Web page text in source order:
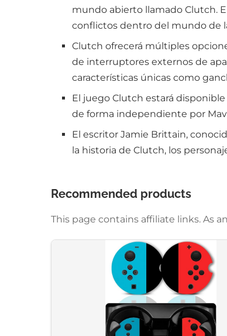
mundo abierto llamado Clutch.
conflictos dentro del mundo de
Clutch ofrecerá múltiples
de interruptores externos de
características únicas como
El juego Clutch estará
de forma independiente por
El escritor Jamie Brittain,
la historia de Clutch, los
Recommended products
This page contains affiliate links. As